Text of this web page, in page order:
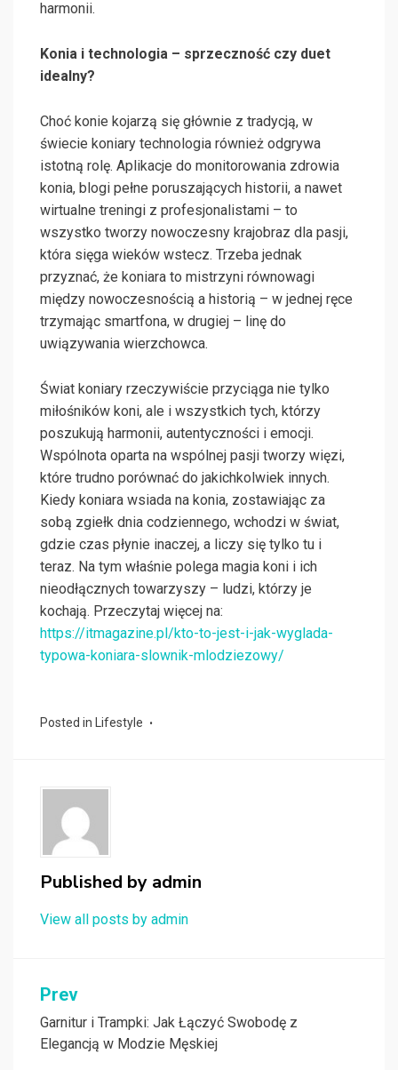
harmonii.
Konia i technologia – sprzeczność czy duet
idealny?
Choć konie kojarzą się głównie z tradycją, w
świecie koniary technologia również odgrywa
istotną rolę. Aplikacje do monitorowania zdrowia
konia, blogi pełne poruszających historii, a nawet
wirtualne treningi z profesjonalistami – to
wszystko tworzy nowoczesny krajobraz dla pasji,
która sięga wieków wstecz. Trzeba jednak
przyznać, że koniara to mistrzyni równowagi
między nowoczesnością a historią – w jednej ręce
trzymając smartfona, w drugiej – linę do
uwiązywania wierzchowca.
Świat koniary rzeczywiście przyciąga nie tylko
miłośników koni, ale i wszystkich tych, którzy
poszukują harmonii, autentyczności i emocji.
Wspólnota oparta na wspólnej pasji tworzy więzi,
które trudno porównać do jakichkolwiek innych.
Kiedy koniara wsiada na konia, zostawiając za
sobą zgiełk dnia codziennego, wchodzi w świat,
gdzie czas płynie inaczej, a liczy się tylko tu i
teraz. Na tym właśnie polega magia koni i ich
nieodłącznych towarzyszy – ludzi, którzy je
kochają. Przeczytaj więcej na:
https://itmagazine.pl/kto-to-jest-i-jak-wyglada-
typowa-koniara-slownik-mlodziezowy/
Posted in Lifestyle
Published by admin
View all posts by admin
Nawigacja
wpisu
Prev
Garnitur i Trampki: Jak Łączyć Swobodę z
Elegancją w Modzie Męskiej